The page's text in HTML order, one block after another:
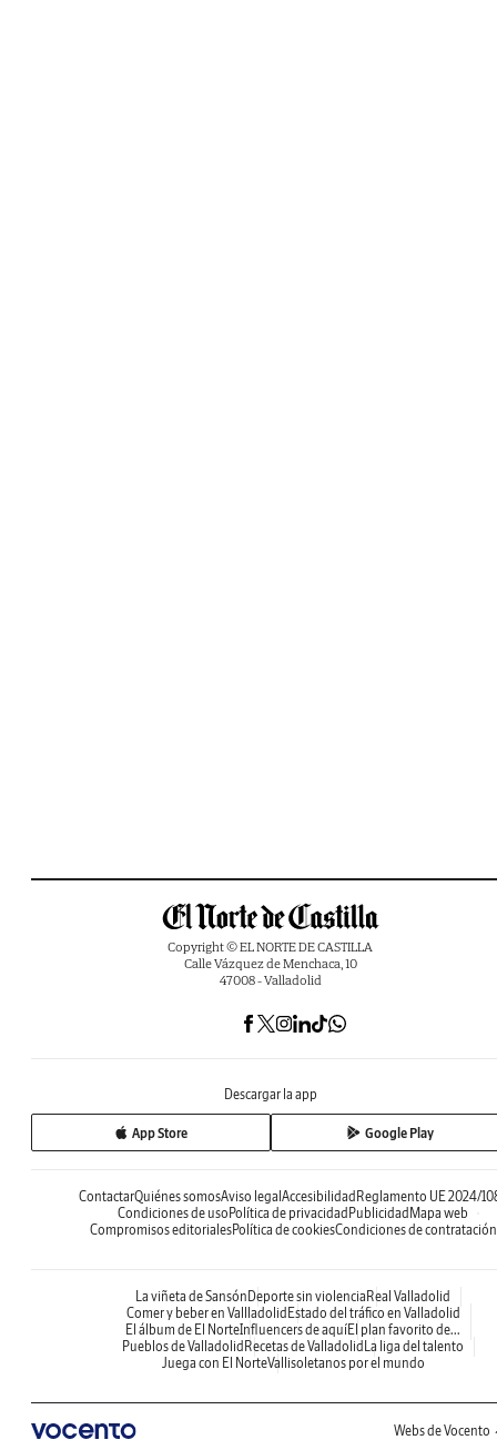
Copyright © EL NORTE DE CASTILLA
Calle Vázquez de Menchaca, 10
47008 - Valladolid
Descargar la app
App Store Google Play
ContactarQuiénes somosAviso legal Accesibilidad Reglamento UE 2024/
Condiciones de uso Política de privacidad Publicidad Mapa web
Compromisos editorialesPolítica de cookiesCondiciones de contratación
La viñeta de Sansón Deporte sin violencia Real Valladolid
Comer y beber en Vallladolid Estado del tráfico en Valladolid
El álbum de El NorteInfluencers de aquíEl plan favorito de...
Pueblos de Valladolid Recetas de Valladolid La liga del talento
Juega con El NorteVallisoletanos por el mundo
Webs de Vocento